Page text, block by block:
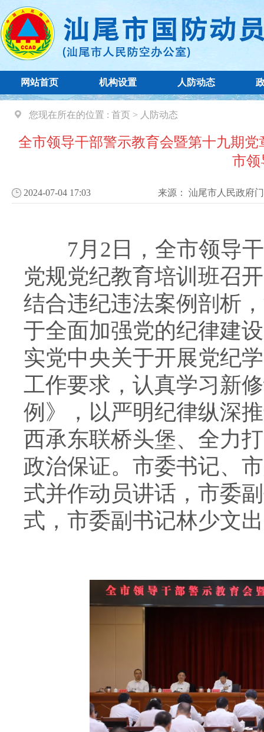
网站首页 机构设置 人防动态
您现在所在的位置 : 首页 > 人防动态
全市领导干部警示教育会暨第十九期
市领
2024-07-04 17:03 来源： 汕尾市人民政府
7月2日，全市领导干
党规党纪教育培训班召
结合违纪违法案例剖析
于全面加强党的纪律建
实党中央关于开展党纪
工作要求，认真学习新
例》，以严明纪律纵深
西承东联桥头堡、全力
政治保证。市委书记、
式并作动员讲话，市委
式，市委副书记林少文